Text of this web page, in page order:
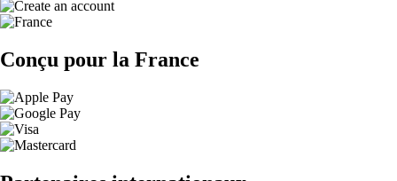
Conçu pour la France